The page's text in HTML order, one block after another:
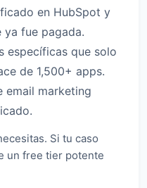
en HubSpot y
ya fue pagada.
específicas que solo
de 1,500+ apps.
email marketing
Si tu caso
un free tier potente